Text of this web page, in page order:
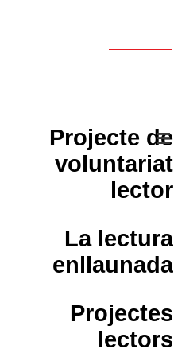
Projecte de
voluntariat
lector
La lectura
enllaunada
Projectes
lectors